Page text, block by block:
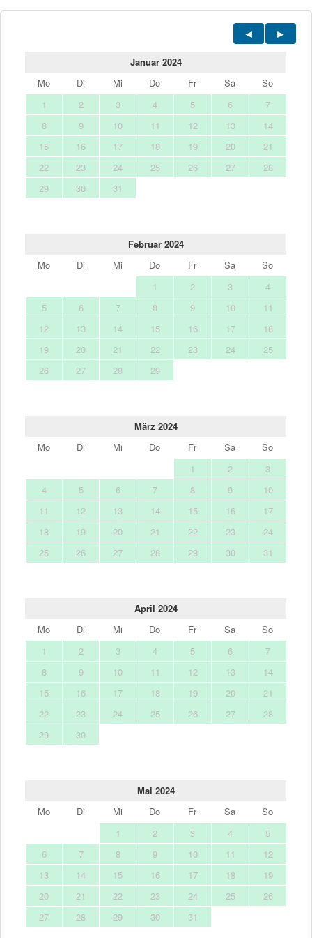
Januar 2024
Mo
Di Mi Do Fr Sa
So
1
2 3 4 5 6
7
8
9 10 11 12 13
14
15
16 17 18 19 20
21
22
23 24 25 26 27
28
29
30 31
Februar 2024
Mo
Di Mi Do Fr Sa
So
1
2 3
4
5
6 7 8 9 10
11
12
13 14 15 16 17
18
19
20 21 22 23 24
25
26
27 28 29
März 2024
Mo
Di Mi Do Fr Sa
So
1
2
3
4
5 6 7 8 9
10
11
12 13 14 15 16
17
18
19 20 21 22 23
24
25
26 27 28 29 30 31
April 2024
Mo
Di Mi Do Fr Sa
So
1
2 3 4 5 6
7
8
9 10 11 12 13
14
15
16 17 18 19 20
21
22
23 24 25 26 27
28
29
30
Mai 2024
Mo
Di Mi Do Fr Sa
So
1
2 3 4
5
6
7 8 9 10 11
12
13
14 15 16 17 18
19
20
21 22 23 24 25
26
27
28 29 30 31